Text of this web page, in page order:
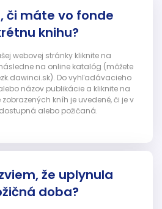
či máte vo fonde
knihu?
webovej stránky kliknite na
na online katalóg (môžete
Do vyhľadávacieho
názov publikácie a kliknite na
kníh je uvedené, či je v
alebo požičaná.
že uplynula
doba?